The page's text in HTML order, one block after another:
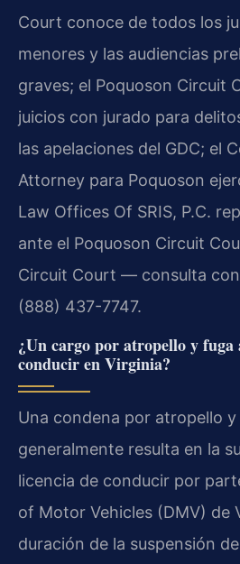
Court conoce de todos los
menores y las audiencias
graves; el Poquoson Circuit
juicios con jurado para
las apelaciones del GDC; el
Attorney para Poquoson
Law Offices Of SRIS, P.C.
ante el Poquoson Circuit
Circuit Court — consulta
(888) 437-7747.
¿Un cargo por atropello y fuga
conducir en Virginia?
Una condena por atropello
generalmente resulta en la
licencia de conducir por
of Motor Vehicles (DMV) de
duración de la suspensión